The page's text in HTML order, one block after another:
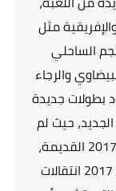
مثل
الساحلي
والرجاء
بطولات جديدة
حيث لم
تكن تلك البطولة متوافرة بنسخة بيس 2017 القديمة،
كل هذا وأكثر فقط من خلال باتش بيس 2017 انتقالات